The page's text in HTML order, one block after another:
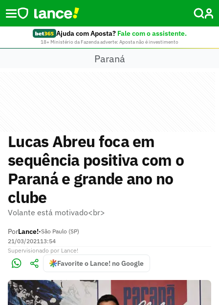
Ajuda com Aposta? Fale com o assistente.
18+ Ministério da Fazenda adverte: Aposta não é investimento
Paraná
Lucas Abreu foca em
sequência positiva com o
Paraná e grande ano no
clube
Volante está motivado<br>
PorLance!•São Paulo (SP)
21/03/202113:54
Supervisionado por Lance!
Favorite o Lance! no Google